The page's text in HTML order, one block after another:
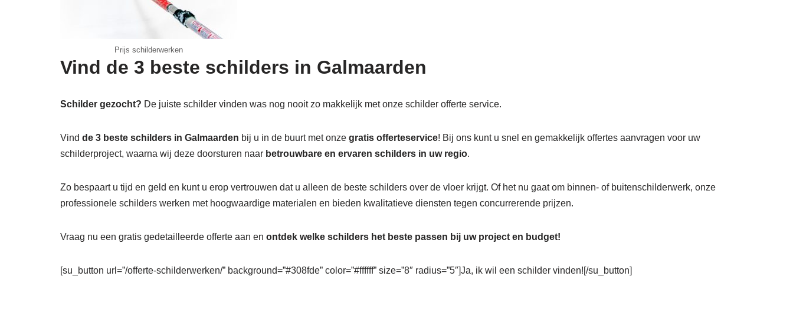
Prijs schilderwerken
Vind de 3 beste schilders in Galmaarden
Schilder gezocht? De juiste schilder vinden was nog nooit zo makkelijk met onze schilder offerte service.
Vind de 3 beste schilders in Galmaarden bij u in de buurt met onze gratis offerteservice! Bij ons kunt u snel en gemakkelijk offertes aanvragen voor uw
schilderproject, waarna wij deze doorsturen naar betrouwbare en ervaren schilders in uw regio.
Zo bespaart u tijd en geld en kunt u erop vertrouwen dat u alleen de beste schilders over de vloer krijgt. Of het nu gaat om binnen- of buitenschilderwerk, onze
professionele schilders werken met hoogwaardige materialen en bieden kwalitatieve diensten tegen concurrerende prijzen.
Vraag nu een gratis gedetailleerde offerte aan en ontdek welke schilders het beste passen bij uw project en budget!
[su_button url=”/offerte-schilderwerken/” background=”#308fde” color=”#ffffff” size=”8″ radius=”5″]Ja, ik wil een schilder vinden![/su_button]